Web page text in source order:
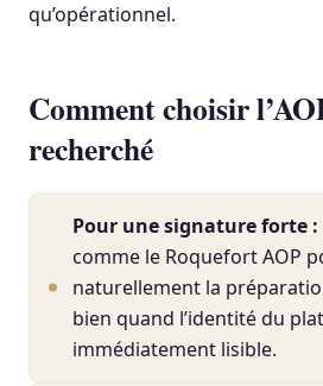
qu’opérationnel.
Comment choisir
recherché
Pour une signature forte :
comme le Roquefort AOP
naturellement la
bien quand l’identité du
immédiatement lisible.